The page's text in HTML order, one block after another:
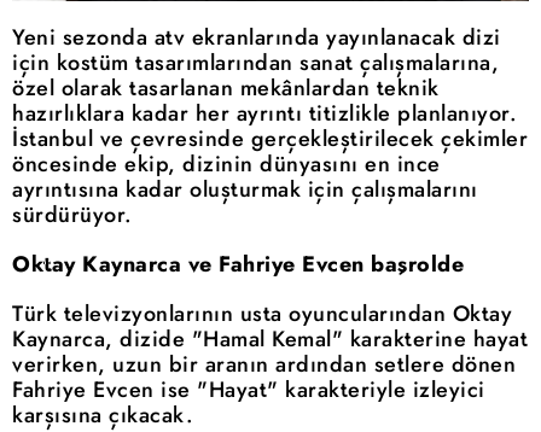
Yeni sezonda atv ekranlarında yayınlanacak dizi
için kostüm tasarımlarından sanat çalışmalarına,
özel olarak tasarlanan mekânlardan teknik
hazırlıklara kadar her ayrıntı titizlikle planlanıyor.
İstanbul ve çevresinde gerçekleştirilecek çekimler
öncesinde ekip, dizinin dünyasını en ince
ayrıntısına kadar oluşturmak için çalışmalarını
sürdürüyor.
Oktay Kaynarca ve Fahriye Evcen başrolde
Türk televizyonlarının usta oyuncularından Oktay
Kaynarca, dizide "Hamal Kemal" karakterine hayat
verirken, uzun bir aranın ardından setlere dönen
Fahriye Evcen ise "Hayat" karakteriyle izleyici
karşısına çıkacak.